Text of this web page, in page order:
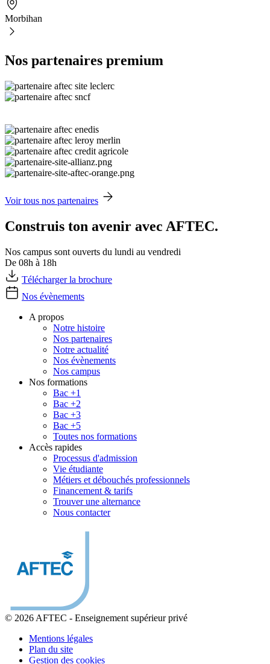
Morbihan
Nos partenaires premium
Voir tous nos partenaires
Construis ton avenir avec AFTEC.
Nos campus sont ouverts du lundi au vendredi
De 08h à 18h
Télécharger la brochure
Nos évènements
A propos
Notre histoire
Nos partenaires
Notre actualité
Nos évènements
Nos campus
Nos formations
Bac +1
Bac +2
Bac +3
Bac +5
Toutes nos formations
Accès rapides
Processus d'admission
Vie étudiante
Métiers et débouchés professionnels
Financement & tarifs
Trouver une alternance
Nous contacter
© 2026 AFTEC - Enseignement supérieur privé
Mentions légales
Plan du site
Gestion des cookies